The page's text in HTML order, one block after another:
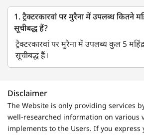
1. ट्रैक्टरकारवां पर मुरैना में उपलब्ध कितने
सूचीबद्ध हैं?
ट्रैक्टरकारवां पर मुरैना में उपलब्ध कुल 5
सूचीबद्ध हैं।
Disclaimer
The Website is only providing services
well-researched information on various
implements to the Users. If you